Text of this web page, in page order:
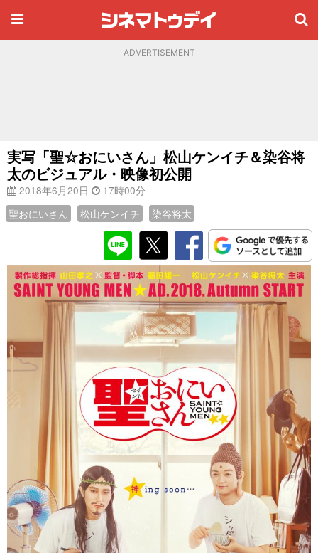
ADVERTISEMENT
実写「聖☆おにいさん」松山ケンイチ＆染谷将
太のビジュアル・映像初公開
2018年6月20日
17時00分
聖おにいさん
松山ケンイチ 染谷将太